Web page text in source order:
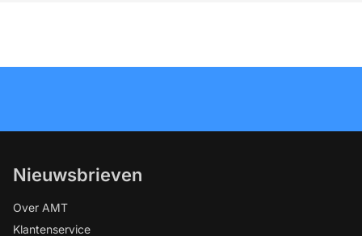
Nieuwsbrieven
Over AMT
Klantenservice